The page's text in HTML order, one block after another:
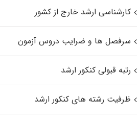
کارشناسی ارشد خارج از کشور
سرفصل ها و ضرایب دروس آزمون
رتبه قبولی کنکور ارشد
ظرفیت رشته های کنکور ارشد